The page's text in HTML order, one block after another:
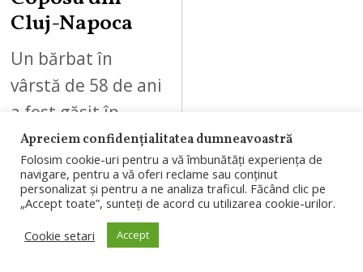
Cluj-Napoca
Un bărbat în
vârstă de 58 de ani
a fost găsit în
stare de
inconștiență, marți
dimineață, 4
august 2026, pe
strada…
Apreciem confidențialitatea dumneavoastră
Folosim cookie-uri pentru a vă îmbunătăți experiența de
navigare, pentru a vă oferi reclame sau conținut
personalizat și pentru a ne analiza traficul. Făcând clic pe
„Accept toate”, sunteți de acord cu utilizarea cookie-urilor.
Cookie setari
Accept